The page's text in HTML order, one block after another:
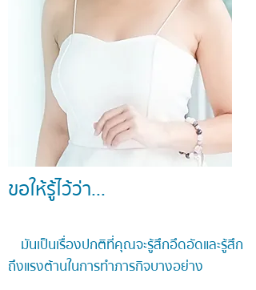
ขอให้รู้ไว้ว่า...
มันเป็นเรื่องปกติที่คุณจะรู้สึกอึดอัดและรู้สึก
ถึงแรงต้านในการทำภารกิจบางอย่าง